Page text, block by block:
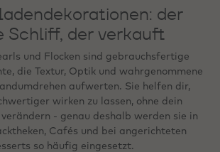
der
Schliff, der verkauft
und Flocken sind gebrauchsfertige
die Textur, Optik und wahrgenommene
aufwerten. Sie helfen dir,
wirken zu lassen, ohne dein
- genau deshalb werden sie in
Cafés und bei angerichteten
so häufig eingesetzt.